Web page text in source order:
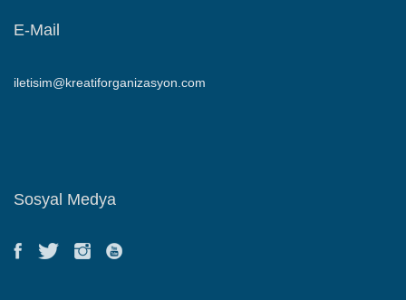
E-Mail
iletisim@kreatiforganizasyon.com
Sosyal Medya